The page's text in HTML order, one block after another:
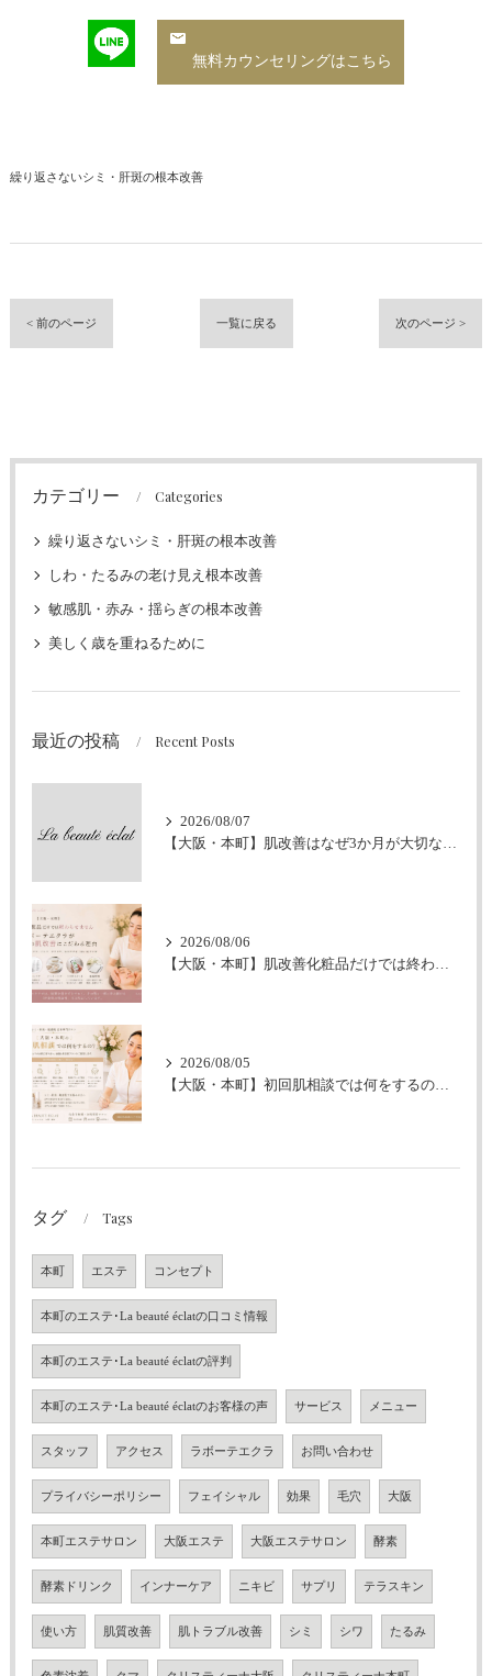
無料カウンセリングはこちら
繰り返さないシミ・肝斑の根本改善
< 前のページ 一覧に戻る 次のページ >
カテゴリー Categories
繰り返さないシミ・肝斑の根本改善
しわ・たるみの老け見え根本改善
敏感肌・赤み・揺らぎの根本改善
美しく歳を重ねるために
最近の投稿 Recent Posts
2026/08/07
【大阪・本町】肌改善はなぜ3か月が大切なの？｜シミ・肝斑・敏感肌改善専門サロン
2026/08/06
【大阪・本町】肌改善化粧品だけでは終わらせません｜ラボーテエクラが伴走型の肌改善にこだわる理由
2026/08/05
【大阪・本町】初回肌相談では何をするの？｜シミ・肝斑・敏感肌改善専門サロン
タグ Tags
本町 エステ コンセプト
本町のエステ･La beauté éclatの口コミ情報
本町のエステ･La beauté éclatの評判
本町のエステ･La beauté éclatのお客様の声 サービス メニュー
スタッフ アクセス ラボーテエクラ お問い合わせ
プライバシーポリシー フェイシャル 効果 毛穴 大阪
本町エステサロン 大阪エステ 大阪エステサロン 酵素
酵素ドリンク インナーケア ニキビ サプリ テラスキン
使い方 肌質改善 肌トラブル改善 シミ シワ たるみ